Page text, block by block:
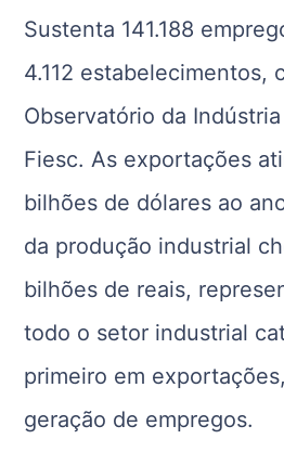
Sustenta 141.188
4.112 estabelecimentos,
Observatório da
Fiesc. As exportações
bilhões de dólares ao
da produção industrial
bilhões de reais,
todo o setor industrial
primeiro em
geração de empregos.